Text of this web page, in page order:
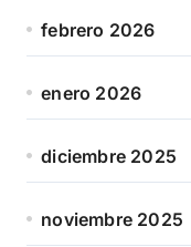
febrero 2026
enero 2026
diciembre 2025
noviembre 2025